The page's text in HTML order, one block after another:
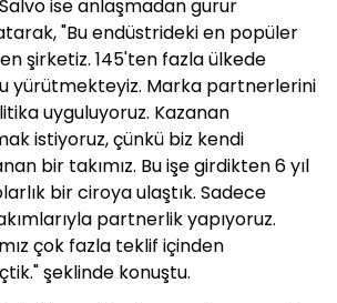
ise anlaşmadan gurur
"Bu endüstrideki en popüler
şirketiz. 145'ten fazla ülkede
yürütmekteyiz. Marka partnerlerini
uyguluyoruz. Kazanan
istiyoruz, çünkü biz kendi
bir takımız. Bu işe girdikten 6 yıl
bir ciroya ulaştık. Sadece
partnerlik yapıyoruz.
çok fazla teklif içinden
şeklinde konuştu.